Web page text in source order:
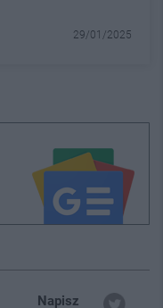
29/01/2025
Napisz